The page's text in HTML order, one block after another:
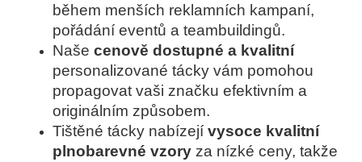
během menších reklamních kampaní,
pořádání eventů a teambuildingů.
Naše cenově dostupné a kvalitní
personalizované tácky vám pomohou
propagovat vaši značku efektivním a
originálním způsobem.
Tištěné tácky nabízejí vysoce kvalitní
plnobarevné vzory za nízké ceny, takže